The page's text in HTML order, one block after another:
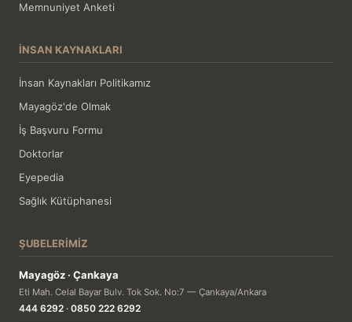
Memnuniyet Anketi
İNSAN KAYNAKLARI
İnsan Kaynakları Politikamız
Mayagöz'de Olmak
İş Başvuru Formu
Doktorlar
Eyepedia
Sağlık Kütüphanesi
ŞUBELERIMIZ
Mayagöz · Çankaya
Eti Mah. Celal Bayar Bulv. Tok Sok. No:7 — Çankaya/Ankara
444 6292 · 0850 222 6292